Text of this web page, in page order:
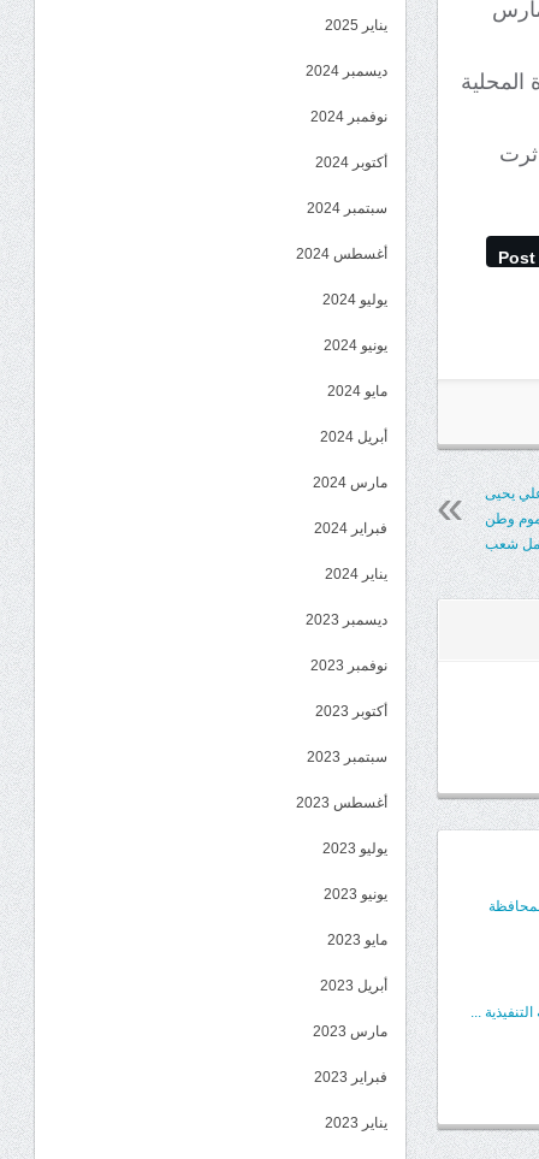
Post
يحيى
وطن
شعب
...
يناير 2025
ديسمبر 2024
نوفمبر 2024
أكتوبر 2024
سبتمبر 2024
أغسطس 2024
يوليو 2024
يونيو 2024
مايو 2024
أبريل 2024
مارس 2024
فبراير 2024
يناير 2024
ديسمبر 2023
نوفمبر 2023
أكتوبر 2023
سبتمبر 2023
أغسطس 2023
يوليو 2023
يونيو 2023
مايو 2023
أبريل 2023
مارس 2023
فبراير 2023
يناير 2023